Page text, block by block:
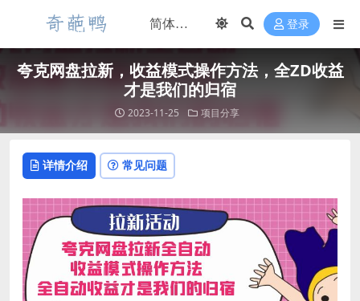
登录
夸克网盘拉新，收益模式操作方法，全ZD收益
才是我们的归宿
2023-11-25 项目分享
详情介绍 常见问题